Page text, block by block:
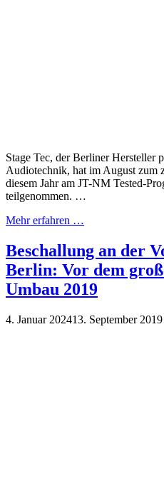
Stage Tec, der Berliner Hersteller
Audiotechnik, hat im August zum
diesem Jahr am JT-NM Tested-
teilgenommen. …
Mehr erfahren …
Beschallung an der
Berlin: Vor dem
Umbau 2019
4. Januar 202413. September 2019